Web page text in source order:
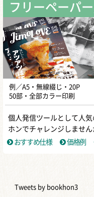
フリーペーパ
例／A5・無線綴じ・20P
50部・全部カラー印刷
個人発信ツールとして人
ホンでチャレンジしません
おすすめ仕様
価格例
Tweets by bookhon3